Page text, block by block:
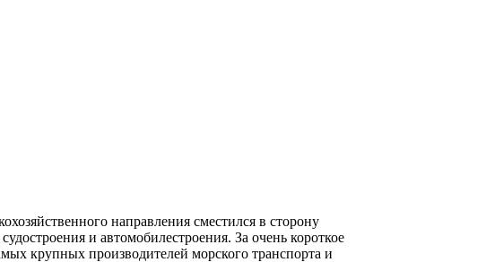
направления сместился в сторону
и автомобилестроения. За очень короткое
крупных производителей морского транспорта и